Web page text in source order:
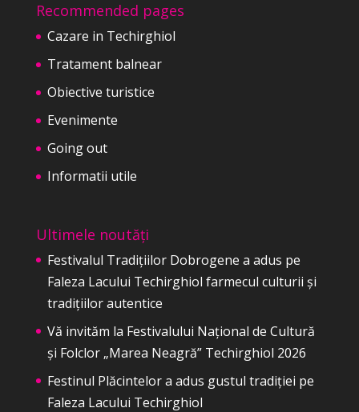
Recommended pages
Cazare in Techirghiol
Tratament balnear
Obiective turistice
Evenimente
Going out
Informatii utile
Ultimele noutăți
Festivalul Tradițiilor Dobrogene a adus pe
Faleza Lacului Techirghiol farmecul culturii și
tradițiilor autentice
Vă invităm la Festivalului Național de Cultură
și Folclor „Marea Neagră” Techirghiol 2026
Festinul Plăcintelor a adus gustul tradiției pe
Faleza Lacului Techirghiol